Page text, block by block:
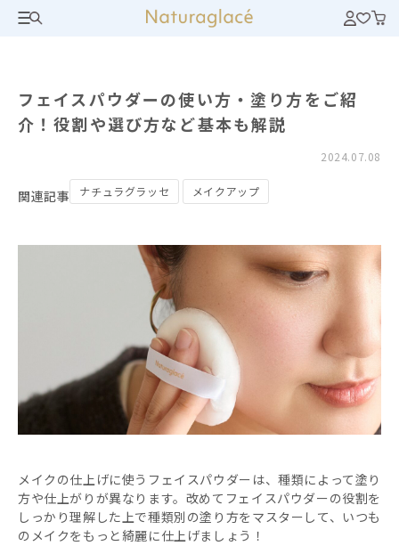
フェイスパウダーの使い方・塗り方をご紹
介！役割や選び方など基本も解説
2024.07.08
関連記事 ナチュラグラッセ メイクアップ
メイクの仕上げに使うフェイスパウダーは、種類によって塗り
方や仕上がりが異なります。改めてフェイスパウダーの役割を
しっかり理解した上で種類別の塗り方をマスターして、いつも
のメイクをもっと綺麗に仕上げましょう！